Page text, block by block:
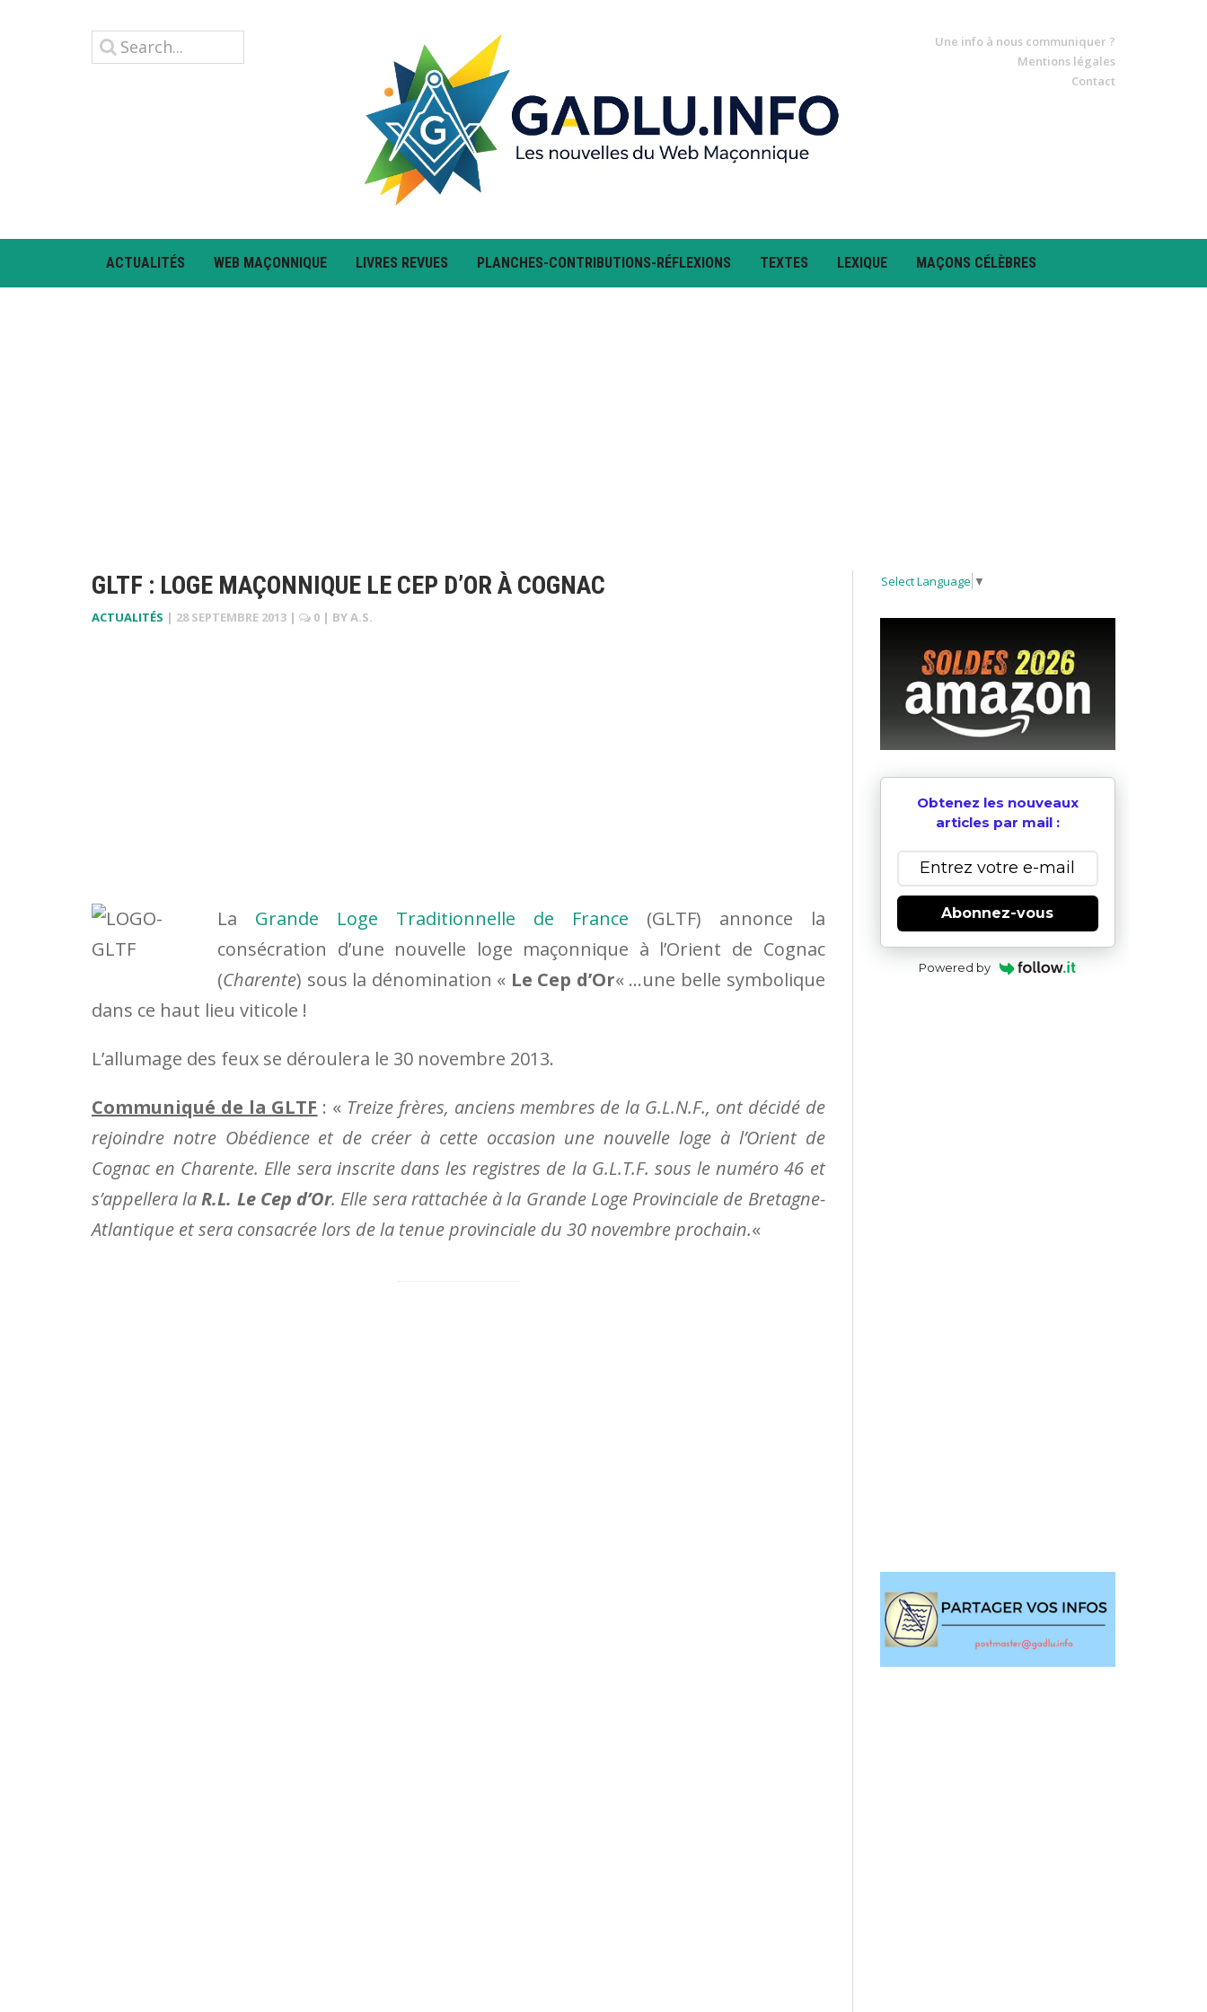
Une info à nous communiquer ?
Mentions légales
Contact
ACTUALITÉS WEB MAÇONNIQUE LIVRES REVUES PLANCHES-CONTRIBUTIONS-RÉFLEXIONS TEXTES LEXIQUE MAÇONS CÉLÈBRES
GLTF : LOGE MAÇONNIQUE LE CEP D’OR À COGNAC
ACTUALITÉS | 28 SEPTEMBRE 2013 | 0 | BYA.S.
La Grande Loge Traditionnelle de France (GLTF) annonce la
consécration d’une nouvelle loge maçonnique à l’Orient de Cognac
(Charente) sous la dénomination « Le Cep d’Or« …une belle symbolique
dans ce haut lieu viticole !
L’allumage des feux se déroulera le 30 novembre 2013.
Communiqué de la GLTF : « Treize frères, anciens membres de la G.L.N.F., ont décidé de
rejoindre notre Obédience et de créer à cette occasion une nouvelle loge à l’Orient de
Cognac en Charente. Elle sera inscrite dans les registres de la G.L.T.F. sous le numéro 46 et
s’appellera laR.L. Le Cep d’Or. Elle sera rattachée à la Grande Loge Provinciale de Bretagne-
Atlantique et sera consacrée lors de la tenue provinciale du 30 novembre prochain.«
Select Language ▼
Obtenez les nouveaux
articles par mail :
Abonnez-vous
Powered by